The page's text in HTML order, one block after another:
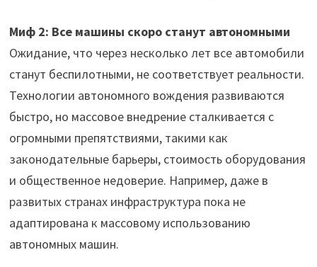
Миф 2: Все машины скоро станут автономными
Ожидание, что через несколько лет все автомобили
станут беспилотными, не соответствует реальности.
Технологии автономного вождения развиваются
быстро, но массовое внедрение сталкивается с
огромными препятствиями, такими как
законодательные барьеры, стоимость оборудования
и общественное недоверие. Например, даже в
развитых странах инфраструктура пока не
адаптирована к массовому использованию
автономных машин.